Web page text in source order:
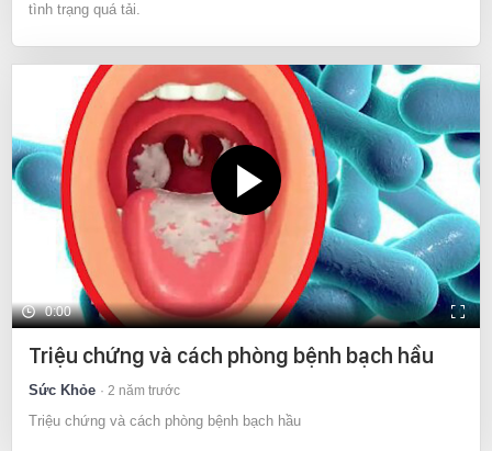
tình trạng quá tải.
0:00
Triệu chứng và cách phòng bệnh bạch hầu
Sức Khỏe 2 năm trước
Triệu chứng và cách phòng bệnh bạch hầu